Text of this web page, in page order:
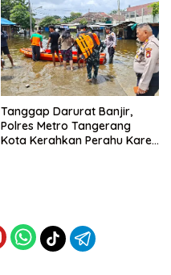
Tanggap Darurat Banjir,
Polres Metro Tangerang
Kota Kerahkan Perahu Karet